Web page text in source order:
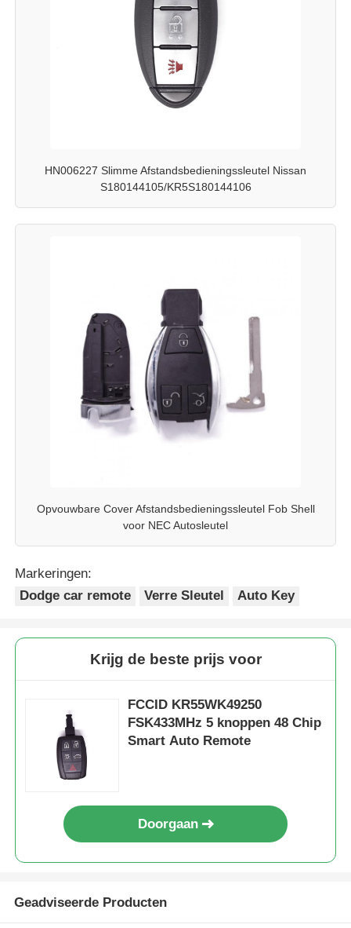
HN006227 Slimme Afstandsbedieningssleutel Nissan
S180144105/KR5S180144106
Opvouwbare Cover Afstandsbedieningssleutel Fob Shell
voor NEC Autosleutel
Markeringen:
Dodge car remote
Verre Sleutel Auto Key
Krijg de beste prijs voor
FCCID KR55WK49250
FSK433MHz 5 knoppen 48 Chip
Smart Auto Remote
Doorgaan
Geadviseerde Producten